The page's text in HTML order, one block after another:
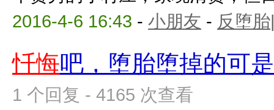
2016-4-6 16:43 - 小朋友 - 反堕
忏悔吧，堕胎堕掉的可
1 个回复 - 4165 次查看